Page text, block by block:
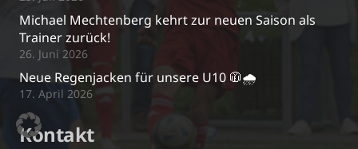
Michael Mechtenberg kehrt zur neuen Saison als
Trainer zurück!
26. Juni 2026
Neue Regenjacken für unsere U10 🧥🌧️
17. April 2026
Kontakt